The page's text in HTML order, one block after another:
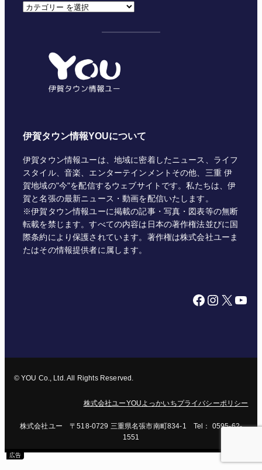
カ
伊賀タウン情報YOUについて
伊賀タウン情報ユーは、地域に密着したニュース、ライフ
スタイル、音楽、エンターテインメントその他、三重 伊
賀地域の"今"を配信するウェブサイトです。私たちは、伊
賀と名張の最新ニュース・動画を配信いたします。
※伊賀タウン情報ユーに掲載の記事・写真・図表等の無断
転載を禁じます。すべての内容は日本の著作権法並びに国
際条約により保護されています。著作権は株式会社ユーま
たはその情報提供者に属します。
Facebook Instagram X YouTube
© YOU Co., Ltd. All Rights Reserved.
株式会社ユーYOUよっかいちプライバシーポリシー
株式会社ユー 〒518-0729 三重県名張市南町834-1 Tel： 0595-62-
1551